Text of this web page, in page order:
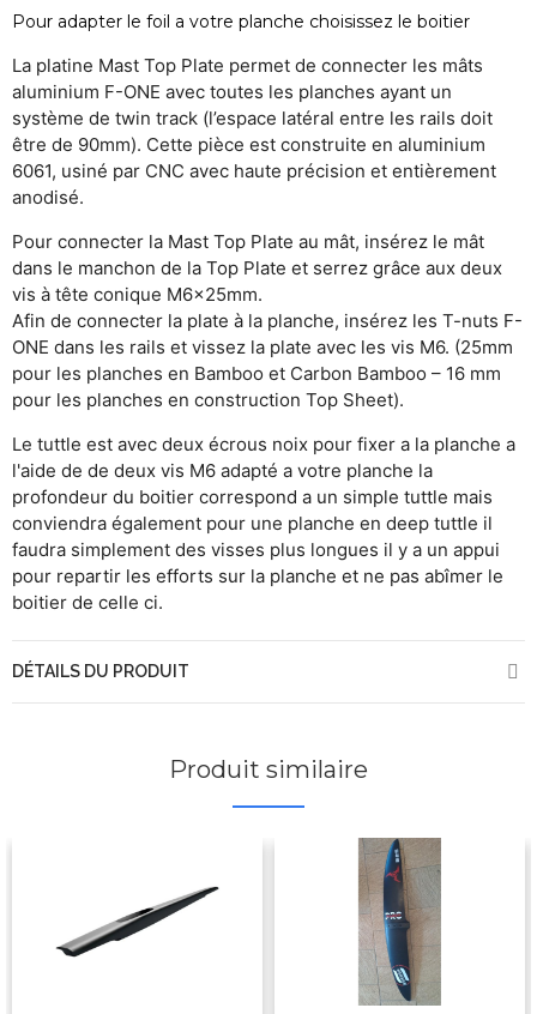
Pour adapter le foil a votre planche choisissez le boitier
La platine Mast Top Plate permet de connecter les mâts
aluminium F-ONE avec toutes les planches ayant un
système de twin track (l’espace latéral entre les rails doit
être de 90mm). Cette pièce est construite en aluminium
6061, usiné par CNC avec haute précision et entièrement
anodisé.
Pour connecter la Mast Top Plate au mât, insérez le mât
dans le manchon de la Top Plate et serrez grâce aux deux
vis à tête conique M6x25mm.
Afin de connecter la plate à la planche, insérez les T-nuts F-
ONE dans les rails et vissez la plate avec les vis M6. (25mm
pour les planches en Bamboo et Carbon Bamboo – 16 mm
pour les planches en construction Top Sheet).
Le tuttle est avec deux écrous noix pour fixer a la planche a
l'aide de de deux vis M6 adapté a votre planche la
profondeur du boitier correspond a un simple tuttle mais
conviendra également pour une planche en deep tuttle il
faudra simplement des visses plus longues il y a un appui
pour repartir les efforts sur la planche et ne pas abîmer le
boitier de celle ci.
DÉTAILS DU PRODUIT
Produit similaire